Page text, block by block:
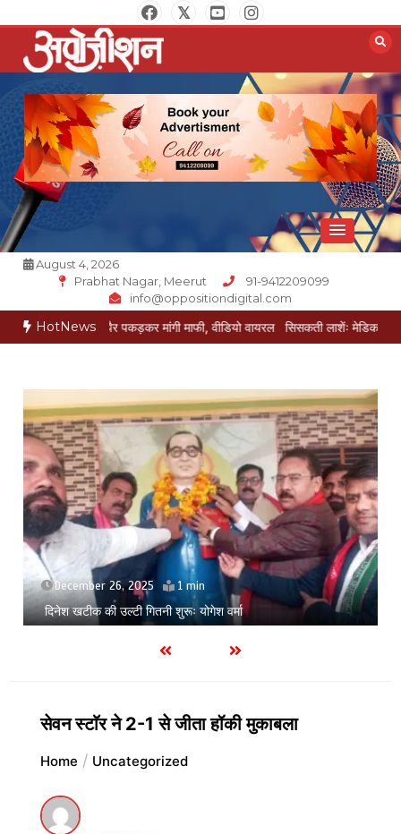
to
content
Opposition Digital
August 4, 2026
Prabhat Nagar, Meerut
91-9412209099
info@oppositiondigital.com
HotNews
ने पैर पकड़कर मांगी माफी, वीडियो वायरल सिसकती लाशेंः मेडिकल के लावारिस वार्ड में
July 9, 2026
सिसकती लाशेंः मेडिकल के लावारिस वार्ड में मरीज मौत की कगार पर
सेवन स्टाॅर ने 2-1 से जीता हॉकी मुकाबला
Home Uncategorized